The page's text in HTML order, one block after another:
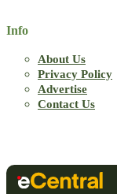
Info
About Us
Privacy Policy
Advertise
Contact Us